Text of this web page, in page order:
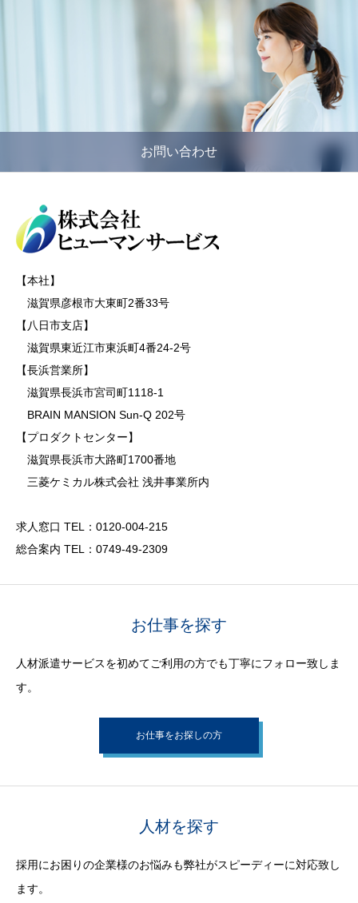
お問い合わせ
【本社】
滋賀県彦根市大東町2番33号
【八日市支店】
滋賀県東近江市東浜町4番24-2号
【長浜営業所】
滋賀県長浜市宮司町1118-1
BRAIN MANSION Sun-Q 202号
【プロダクトセンター】
滋賀県長浜市大路町1700番地
三菱ケミカル株式会社 浅井事業所内
求人窓口 TEL：0120-004-215
総合案内 TEL：0749-49-2309
お仕事を探す
人材派遣サービスを初めてご利用の方でも丁寧にフォロー致しま
す。
お仕事をお探しの方
人材を探す
採用にお困りの企業様のお悩みも弊社がスピーディーに対応致し
ます。